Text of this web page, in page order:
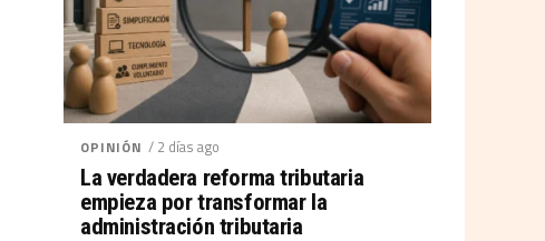
OPINIÓN / 2 días ago
La verdadera reforma tributaria
empieza por transformar la
administración tributaria